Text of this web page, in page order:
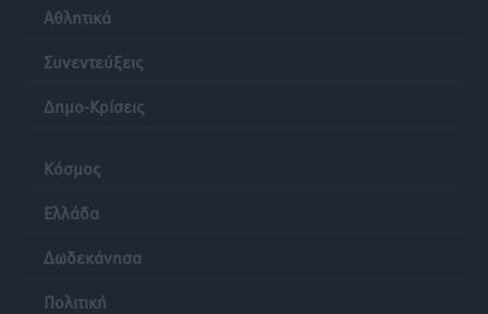
Αθλητικά
Συνεντεύξεις
Δημο-Κρίσεις
Κόσμος
Ελλάδα
Δωδεκάνησα
Πολιτική